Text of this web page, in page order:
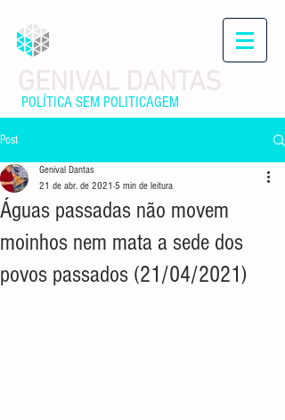
POLÍTICA SEM POLITICAGEM
Post
Águas passadas não movem
moinhos nem mata a sede dos
povos passados (21/04/2021)
Genival Dantas
21 de abr. de 2021 5 min de leitura